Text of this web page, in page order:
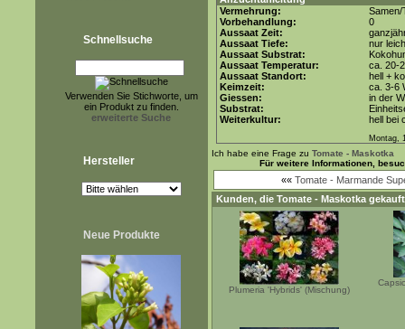
Schnellsuche
Verwenden Sie Stichworte, um
ein Produkt zu finden.
erweiterte Suche
Hersteller
Neue Produkte
Vermehrung:
Samen/
Vorbehandlung:
0
Aussaat Zeit:
Aussaat Tiefe:
nur
Aussaat Substrat:
Aussaat Temperatur:
ca. 20-
Aussaat Standort:
hell +
Keimzeit:
ca. 3-6
Giessen:
in der
Substrat:
Weiterkultur:
hell bei
Montag,
Ich habe eine Frage zu Tomate - Maskotka
Für weitere Informationen,
«« Tomate - Marmande
Kunden, die Tomate - Maskotka
Plumeria 'Hybrids' (Mischung)